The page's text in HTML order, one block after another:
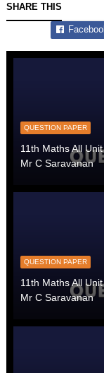
SHARE THIS
QUESTION PAPER
11th Maths All
Mr C Saravanan
QUESTION PAPER
11th Maths All
Mr C Saravanan